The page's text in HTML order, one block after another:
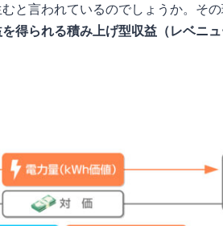
と言われているのでしょうか。そ
得られる積み上げ型収益（レベニュ